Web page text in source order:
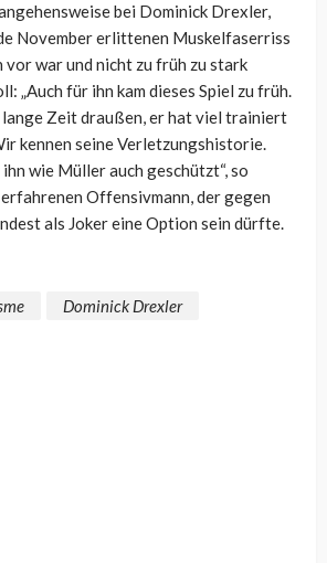
bei Dominick Drexler,
November erlittenen Muskelfaserriss
vor war und nicht zu früh zu stark
„Auch für ihn kam dieses Spiel zu früh.
lange Zeit draußen, er hat viel trainiert
kennen seine Verletzungshistorie.
wie Müller auch geschützt“, so
Offensivmann, der gegen
als Joker eine Option sein dürfte.
Dominick Drexler